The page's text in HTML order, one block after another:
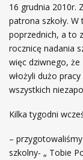
16 grudnia 2010r.
patrona szkoły.
poprzednich, a to
rocznicę nadania
więc dziwnego, że
włożyli dużo
wszystkich
Kilka tygodni
–
szkolny- „ Tobie